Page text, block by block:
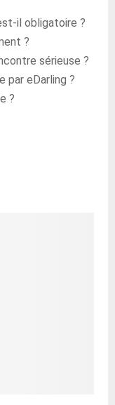
il obligatoire ?
?
sérieuse ?
par eDarling ?
?